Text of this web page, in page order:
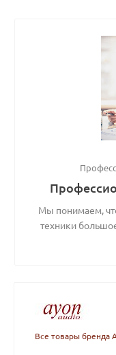
Мы понимаем,
техники
Все товары бренда